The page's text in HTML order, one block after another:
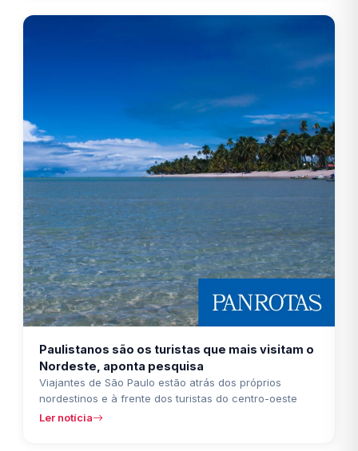
Paulistanos são os turistas que mais visitam o
Nordeste, aponta pesquisa
Viajantes de São Paulo estão atrás dos próprios
nordestinos e à frente dos turistas do centro-oeste
Ler notícia